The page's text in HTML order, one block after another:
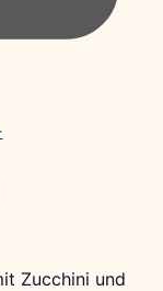
Zucchini und